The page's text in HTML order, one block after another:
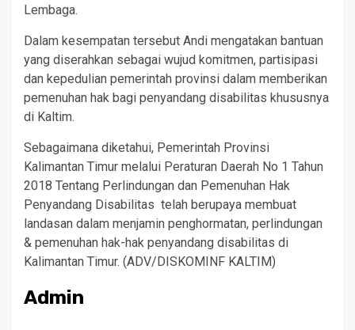
Lembaga.
Dalam kesempatan tersebut Andi mengatakan bantuan
yang diserahkan sebagai wujud komitmen, partisipasi
dan kepedulian pemerintah provinsi dalam memberikan
pemenuhan hak bagi penyandang disabilitas khususnya
di Kaltim.
Sebagaimana diketahui, Pemerintah Provinsi
Kalimantan Timur melalui Peraturan Daerah No 1 Tahun
2018 Tentang Perlindungan dan Pemenuhan Hak
Penyandang Disabilitas telah berupaya membuat
landasan dalam menjamin penghormatan, perlindungan
& pemenuhan hak-hak penyandang disabilitas di
Kalimantan Timur. (ADV/DISKOMINF KALTIM)
Admin